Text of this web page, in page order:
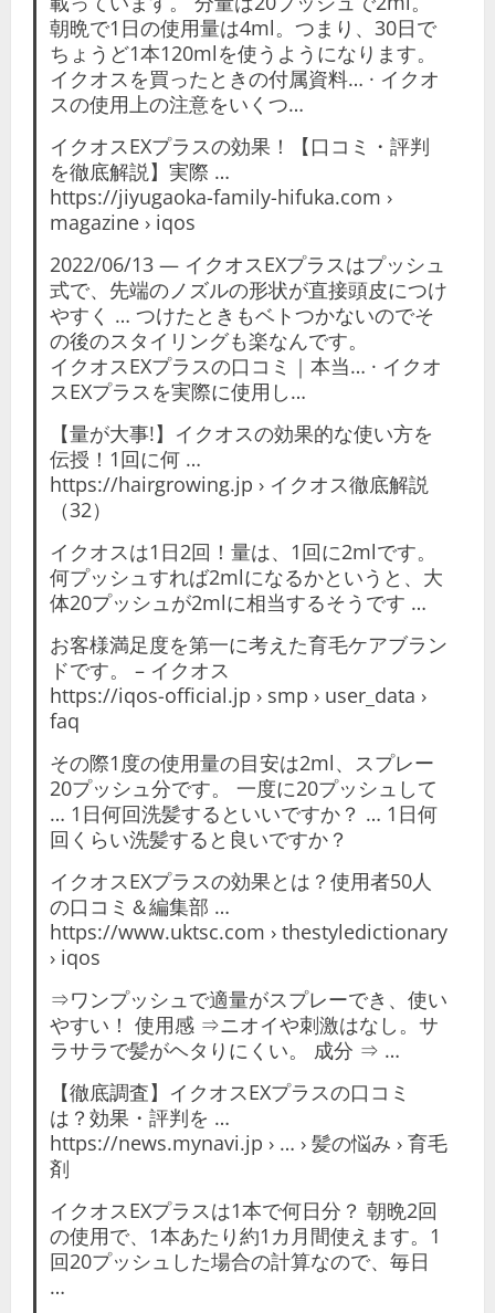
朝晩で1日の使用量は4ml。つまり、30日で
ちょうど1本120mlを使うようになります。
‎イクオスを買ったときの付属資料… · ‎イクオ
スの使用上の注意をいくつ…
イクオスEXプラスの効果！【口コミ・評判
を徹底解説】実際 …
https://jiyugaoka-family-hifuka.com ›
magazine › iqos
2022/06/13 — イクオスEXプラスはプッシュ
式で、先端のノズルの形状が直接頭皮につけ
やすく … つけたときもベトつかないのでそ
の後のスタイリングも楽なんです。
‎イクオスEXプラスの口コミ｜本当… · ‎イクオ
スEXプラスを実際に使用し…
【量が大事!】イクオスの効果的な使い方を
伝授！1回に何 …
https://hairgrowing.jp › イクオス徹底解説
（32）
イクオスは1日2回！量は、1回に2mlです。
何プッシュすれば2mlになるかというと、大
体20プッシュが2mlに相当するそうです …
お客様満足度を第一に考えた育毛ケアブラン
ドです。 – イクオス
https://iqos-official.jp › smp › user_data ›
faq
その際1度の使用量の目安は2ml、スプレー
20プッシュ分です。 一度に20プッシュして
… 1日何回洗髪するといいですか？ … 1日何
回くらい洗髪すると良いですか？
イクオスEXプラスの効果とは？使用者50人
の口コミ＆編集部 …
https://www.uktsc.com › thestyledictionary
› iqos
⇒ワンプッシュで適量がスプレーでき、使い
やすい！ 使用感 ⇒ニオイや刺激はなし。サ
ラサラで髪がヘタりにくい。 成分 ⇒ …
【徹底調査】イクオスEXプラスの口コミ
は？効果・評判を …
https://news.mynavi.jp › … › 髪の悩み › 育毛
剤
イクオスEXプラスは1本で何日分？ 朝晩2回
の使用で、1本あたり約1カ月間使えます。1
回20プッシュした場合の計算なので、毎日
…